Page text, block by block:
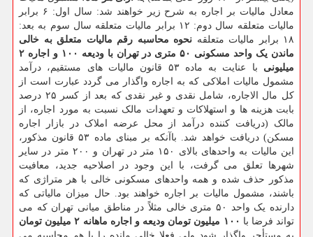
معادل مالیات بر اجاره به شرح زیر خواهند شد: سال اول: ۶ برابر
مالیات متعلقه سال دوم: ۱۲ برابر مالیات متعلقه سال سوم به بعد:
۱۸ برابر مالیات متعلقه
نحوه محاسبه رقم مالیات متعلق به خالی
ماندن یک واحد مسکونی ۵۰ متری در تهران با ودیعه ۱۰۰ و اجاره ۲
میلیونی
با عنایت به ماده ۵۳ قانون مالیات های مستقیم، درآمد
مشمول مالیات املاکی که به اجاره واگذار می گردد عبارت است از
کل مال الاجاره، شامل نقدی و غیر نقدی که بعد از کسر ۲۵ درصد
بابت هزینه ها و استهلاکات و تعهدات مالک نسبت به مورد اجاره، از
مالک (دریافت کننده درآمد از محل عرضه املاک در بازار اجاره
مسکن) دریافت خواهد شد. باآنکه بر مبنای ماده ۵۳ قانون مذکور،
این مالیات به واحدهای بالای ۱۵۰ متر در تهران و ۲۰۰ متر در سایر
شهرها تعلق می گرفت، با این وجود در اصلاحیه جدید، معافیت
مذکور حذف شده و همه واحدهای مسکونی خالی با هر متراژی که
باشند، مشمول مالیات بر اجاره خواهند بود. حال میزان مالیاتی که
دارنده یک واحد ۵۰ متری خالی مثلاً در مناطق میانی تهران که می
تواند فرضا با